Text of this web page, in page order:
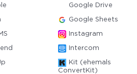
Google Drive
Google Sheets
Instagram
Intercom
Kit (ehemals
ConvertKit)